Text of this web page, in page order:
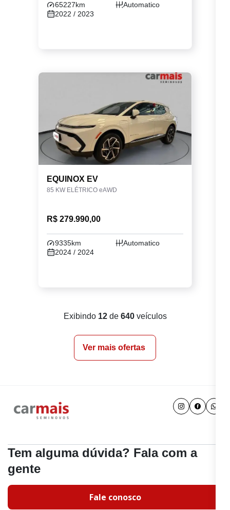
65227km
Automatico
2022 / 2023
EQUINOX EV
85 KW ELÉTRICO eAWD
R$ 279.990,00
9335km
Automatico
2024 / 2024
Exibindo 12de 640veículos
Ver mais ofertas
Tem alguma dúvida? Fala com a
gente
Fale conosco